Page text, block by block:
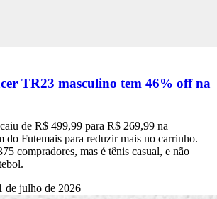
TR23 masculino tem 46% off na
de R$ 499,99 para R$ 269,99 na
do Futemais para reduzir mais no carrinho.
compradores, mas é tênis casual, e não
de julho de 2026